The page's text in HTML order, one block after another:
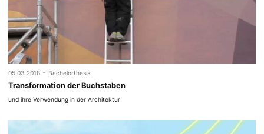
05.03.2018 - Bachelorthesis
Transformation der Buchstaben
und ihre Verwendung in der Architektur